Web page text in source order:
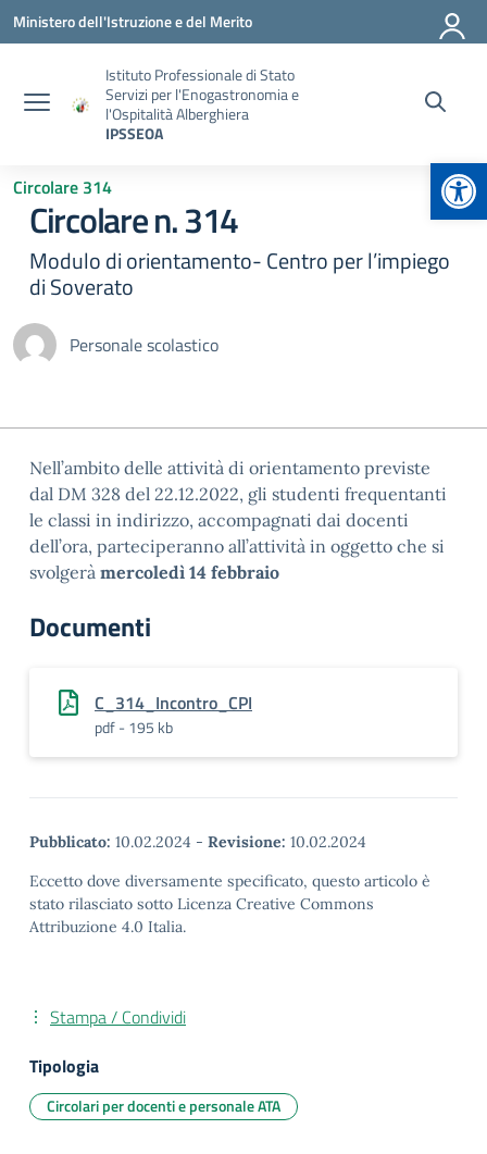
Vai ai contenuti
Vai al menu di navigazione
Vai al footer
Ministero dell'Istruzione e del Merito
Istituto Professionale di Stato
Servizi per l'Enogastronomia e
l'Ospitalità Alberghiera
IPSSEOA
Circolare 314
Circolare n. 314
Modulo di orientamento- Centro per l’impiego
di Soverato
Personale scolastico
Nell’ambito delle attività di orientamento previste
dal DM 328 del 22.12.2022, gli studenti frequentanti
le classi in indirizzo, accompagnati dai docenti
dell’ora, parteciperanno all’attività in oggetto che si
svolgerà mercoledì 14 febbraio
Documenti
C_314_Incontro_CPI
pdf - 195 kb
Pubblicato: 10.02.2024 - Revisione: 10.02.2024
Eccetto dove diversamente specificato, questo articolo è
stato rilasciato sotto Licenza Creative Commons
Attribuzione 4.0 Italia.
Stampa / Condividi
Tipologia
Circolari per docenti e personale ATA